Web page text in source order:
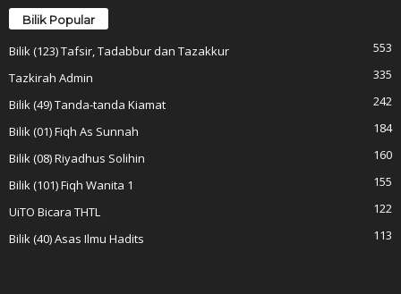
Bilik Popular
Bilik (123) Tafsir, Tadabbur dan Tazakkur
553
Tazkirah Admin
335
Bilik (49) Tanda-tanda Kiamat
242
Bilik (01) Fiqh As Sunnah
184
Bilik (08) Riyadhus Solihin
160
Bilik (101) Fiqh Wanita 1
155
UiTO Bicara THTL
122
Bilik (40) Asas Ilmu Hadits
113